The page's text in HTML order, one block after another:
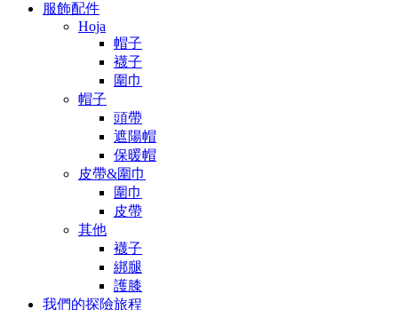
服飾配件
Hoja
帽子
襪子
圍巾
帽子
頭帶
遮陽帽
保暖帽
皮帶&圍巾
圍巾
皮帶
其他
襪子
綁腿
護膝
我們的探險旅程